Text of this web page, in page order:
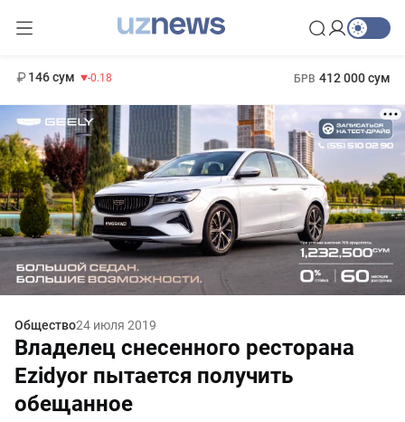
146 сум -0.18 БРВ 412 000 сум
Общество24 июля 2019
Владелец снесенного ресторана
Ezidyor пытается получить
обещанное